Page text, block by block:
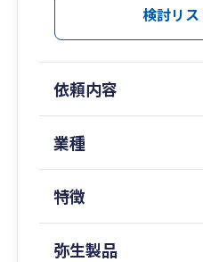
【守備範囲が広い】
め、バックオフィスの
を有しております。その
に応じた的確なアドバ
るため、将来IPOを目指
段階から有効な施策をご
す。
検討リ
依頼内容
業種
特徴
弥生製品